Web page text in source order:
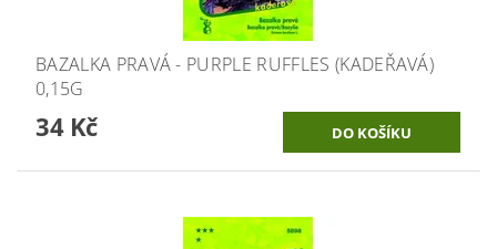
BAZALKA PRAVÁ - PURPLE RUFFLES (KADEŘAVÁ)
0,15G
34 Kč